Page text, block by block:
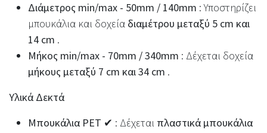
Διάμετρος min/max - 50mm / 140mm : Υποστηρίζει
μπουκάλια και δοχεία διαμέτρου μεταξύ 5 cm και
14 cm .
Μήκος min/max - 70mm / 340mm : Δέχεται δοχεία
μήκους μεταξύ 7 cm και 34 cm .
Υλικά Δεκτά
Μπουκάλια PET ✔ : Δέχεται πλαστικά μπουκάλια